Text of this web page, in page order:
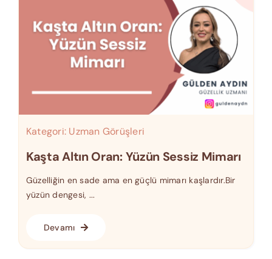
Kategori: Uzman Görüşleri
Kaşta Altın Oran: Yüzün Sessiz Mimarı
Güzelliğin en sade ama en güçlü mimarı kaşlardır.Bir
yüzün dengesi, ...
Devamı